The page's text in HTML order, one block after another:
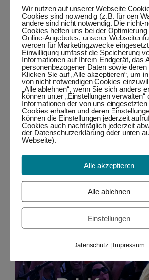
…in Füssen
…in Kempten
…in Marktoberdorf
…in Wertach
alle Termine
bitte auf den jeweiligen Link klicken.Eine
mit Anmeldung möglich!
DJ-Kurse
Wir nutzen auf unserer Webseite
Cookies sind notwendig (z.B. für den
andere sind nicht notwendig. Die nicht-
Cookies helfen uns bei der Optimierung
Online-Angebotes, unserer
werden für Marketingzwecke
Einwilligung umfasst die Speicherung
Informationen auf Ihrem Endgerät, das
personenbezogener Daten sowie deren
Klicken Sie auf „Alle akzeptieren“, um
von nicht notwendigen Cookies
„Alle ablehnen“, wenn Sie sich anders
können unter „Einstellungen verwalten“
Informationen der von uns eingesetzten
Cookies erhalten und deren
können die Einstellungen jederzeit
Cookies auch nachträglich jederzeit
der Datenschutzerklärung oder unten
Webseite).
Alle akzeptieren
Alle ablehnen
Einstellungen
Datenschutz | Impressum